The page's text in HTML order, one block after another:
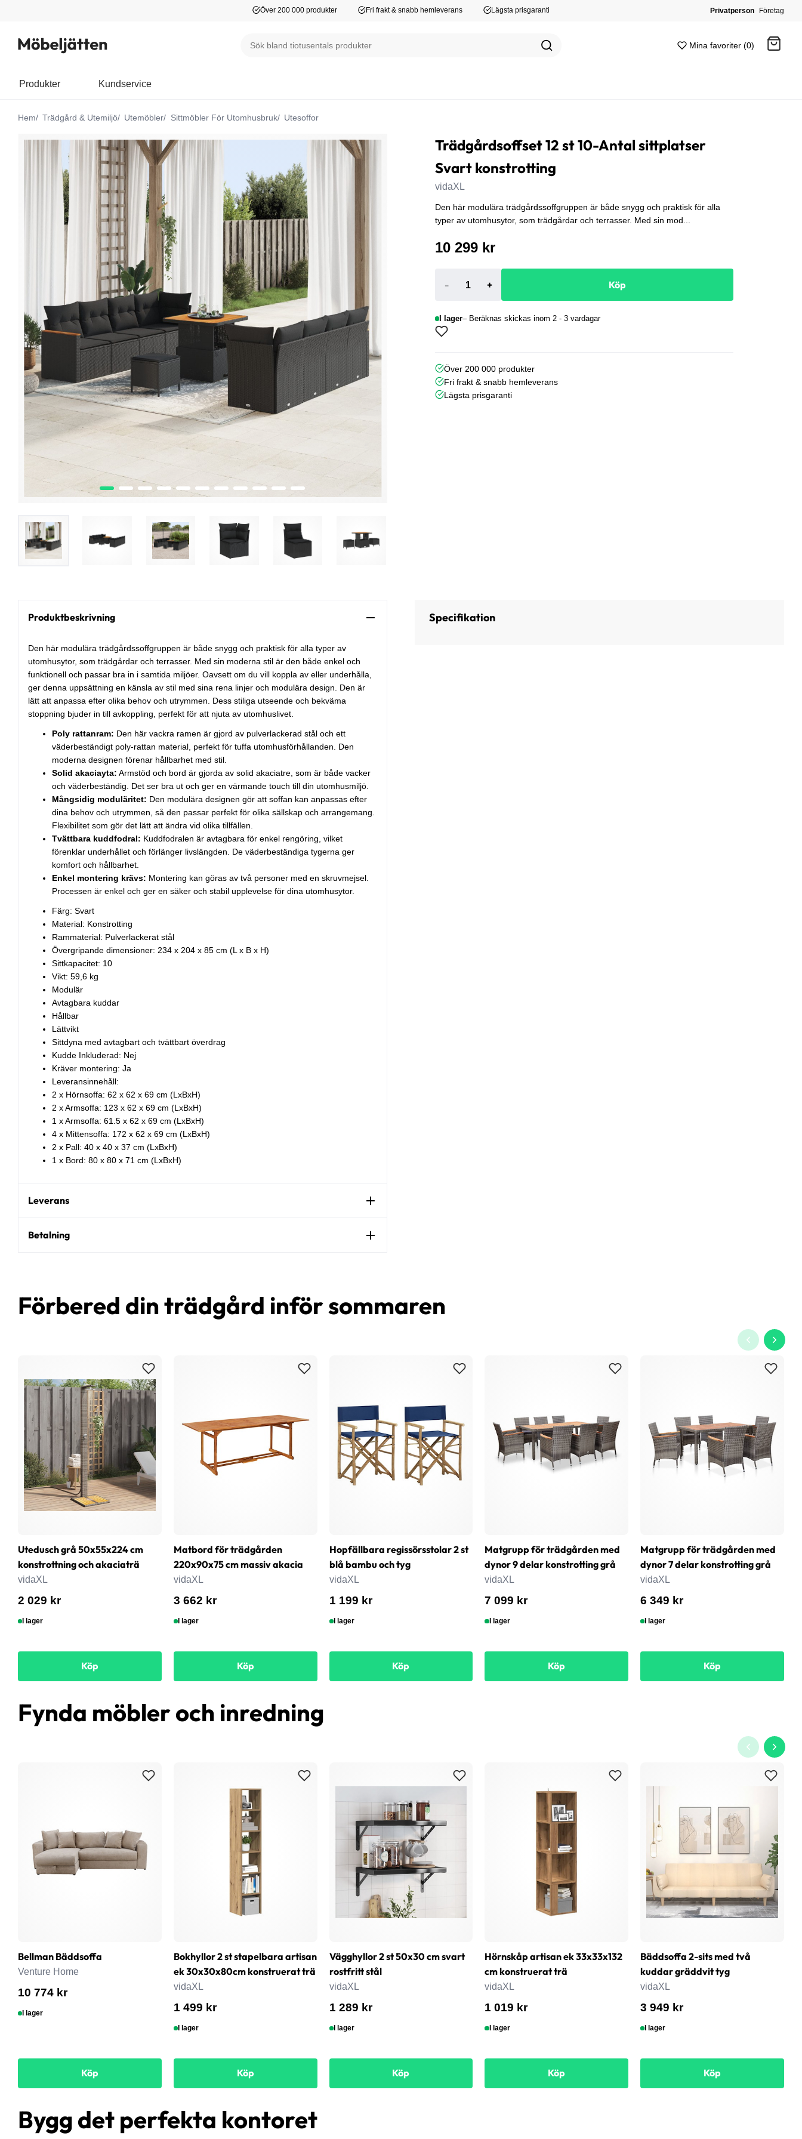
Över 200 000 produkter Fri frakt & snabb hemleverans Lägsta prisgaranti Privatperson Företag
Mina favoriter (0)
Produkter Kundservice
Hem Trädgård & Utemiljö Utemöbler Sittmöbler För Utomhusbruk Utesoffor
Trädgårdsoffset 12 st 10-Antal sittplatser
Svart konstrotting
vidaXL
Den här modulära trädgårdssoffgruppen är både snygg och praktisk för alla
typer av utomhusytor, som trädgårdar och terrasser. Med sin mod...
10 299 kr
- + Köp
I lager Beräknas skickas inom 2 - 3 vardagar
Över 200 000 produkter
Fri frakt & snabb hemleverans
Lägsta prisgaranti
Produktbeskrivning
Den här modulära trädgårdssoffgruppen är både snygg och praktisk för alla typer av
utomhusytor, som trädgårdar och terrasser. Med sin moderna stil är den både enkel och
funktionell och passar bra in i samtida miljöer. Oavsett om du vill koppla av eller underhålla,
ger denna uppsättning en känsla av stil med sina rena linjer och modulära design. Den är
lätt att anpassa efter olika behov och utrymmen. Dess stiliga utseende och bekväma
stoppning bjuder in till avkoppling, perfekt för att njuta av utomhuslivet.
Poly rattanram: Den här vackra ramen är gjord av pulverlackerad stål och ett
väderbeständigt poly-rattan material, perfekt för tuffa utomhusförhållanden. Den
moderna designen förenar hållbarhet med stil.
Solid akaciayta: Armstöd och bord är gjorda av solid akaciatre, som är både vacker
och väderbeständig. Det ser bra ut och ger en värmande touch till din utomhusmiljö.
Mångsidig moduläritet: Den modulära designen gör att soffan kan anpassas efter
dina behov och utrymmen, så den passar perfekt för olika sällskap och arrangemang.
Flexibilitet som gör det lätt att ändra vid olika tillfällen.
Tvättbara kuddfodral: Kuddfodralen är avtagbara för enkel rengöring, vilket
förenklar underhållet och förlänger livslängden. De väderbeständiga tygerna ger
komfort och hållbarhet.
Enkel montering krävs: Montering kan göras av två personer med en skruvmejsel.
Processen är enkel och ger en säker och stabil upplevelse för dina utomhusytor.
Färg: Svart
Material: Konstrotting
Rammaterial: Pulverlackerat stål
Övergripande dimensioner: 234 x 204 x 85 cm (L x B x H)
Sittkapacitet: 10
Vikt: 59,6 kg
Modulär
Avtagbara kuddar
Hållbar
Lättvikt
Sittdyna med avtagbart och tvättbart överdrag
Kudde Inkluderad: Nej
Kräver montering: Ja
Leveransinnehåll:
2 x Hörnsoffa: 62 x 62 x 69 cm (LxBxH)
2 x Armsoffa: 123 x 62 x 69 cm (LxBxH)
1 x Armsoffa: 61.5 x 62 x 69 cm (LxBxH)
4 x Mittensoffa: 172 x 62 x 69 cm (LxBxH)
2 x Pall: 40 x 40 x 37 cm (LxBxH)
1 x Bord: 80 x 80 x 71 cm (LxBxH)
Leverans
Betalning
Specifikation
Förbered din trädgård inför sommaren
Utedusch grå 50x55x224 cm
konstrottning och akaciaträ
vidaXL
2 029 kr
I lager
Köp
Matbord för trädgården
220x90x75 cm massiv akacia
vidaXL
3 662 kr
I lager
Köp
Hopfällbara regissörsstolar 2 st
blå bambu och tyg
vidaXL
1 199 kr
I lager
Köp
Matgrupp för trädgården med
dynor 9 delar konstrotting grå
vidaXL
7 099 kr
I lager
Köp
Matgrupp för trädgården med
dynor 7 delar konstrotting grå
vidaXL
6 349 kr
I lager
Köp
Fynda möbler och inredning
Bellman Bäddsoffa
Venture Home
10 774 kr
I lager
Köp
Bokhyllor 2 st stapelbara artisan
ek 30x30x80cm konstruerat trä
vidaXL
1 499 kr
I lager
Köp
Vägghyllor 2 st 50x30 cm svart
rostfritt stål
vidaXL
1 289 kr
I lager
Köp
Hörnskåp artisan ek 33x33x132
cm konstruerat trä
vidaXL
1 019 kr
I lager
Köp
Bäddsoffa 2-sits med två
kuddar gräddvit tyg
vidaXL
3 949 kr
I lager
Köp
Bygg det perfekta kontoret